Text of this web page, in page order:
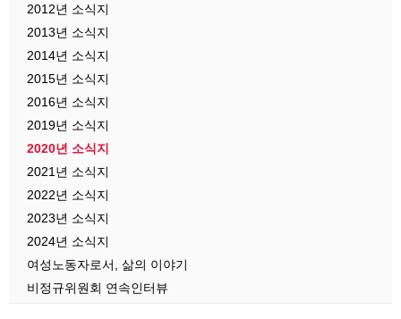
2012년 소식지
2013년 소식지
2014년 소식지
2015년 소식지
2016년 소식지
2019년 소식지
2020년 소식지
2021년 소식지
2022년 소식지
2023년 소식지
2024년 소식지
여성노동자로서, 삶의 이야기
비정규위원회 연속인터뷰